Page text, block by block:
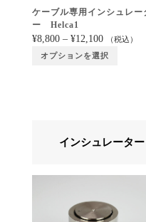
ケーブル専用インシュレー
ー Helca1
¥8,800– ¥12,100 （税込）
オプションを選択
インシュレーター